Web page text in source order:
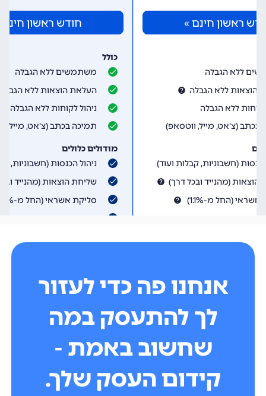
אנחנו פה כדי לעזור
לך להתעסק במה
שחשוב באמת -
קידום העסק שלך.